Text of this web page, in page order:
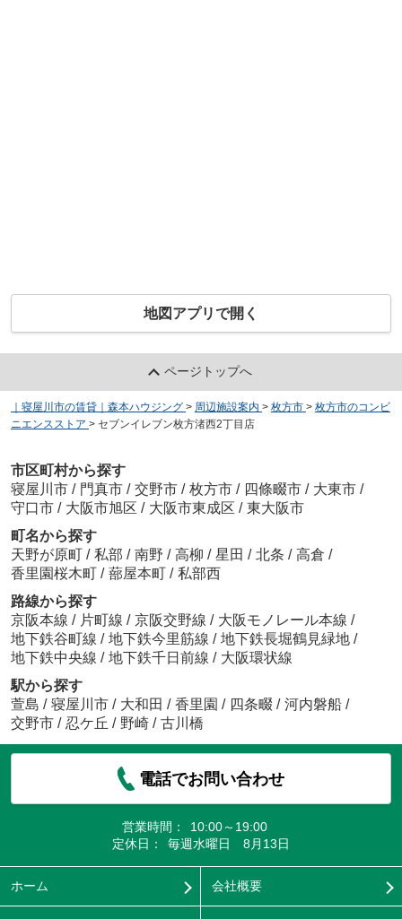
地図アプリで開く
ページトップへ
｜寝屋川市の賃貸｜森本ハウジング > 周辺施設案内 > 枚方市 > 枚方市のコンビ
ニエンスストア > セブンイレブン枚方渚西2丁目店
市区町村から探す
寝屋川市 / 門真市 / 交野市 / 枚方市 / 四條畷市 / 大東市 /
守口市 / 大阪市旭区 / 大阪市東成区 / 東大阪市
町名から探す
天野が原町 / 私部 / 南野 / 高柳 / 星田 / 北条 / 高倉 /
香里園桜木町 / 蔀屋本町 / 私部西
路線から探す
京阪本線 / 片町線 / 京阪交野線 / 大阪モノレール本線 /
地下鉄谷町線 / 地下鉄今里筋線 / 地下鉄長堀鶴見緑地 /
地下鉄中央線 / 地下鉄千日前線 / 大阪環状線
駅から探す
萱島 / 寝屋川市 / 大和田 / 香里園 / 四条畷 / 河内磐船 /
交野市 / 忍ケ丘 / 野崎 / 古川橋
電話でお問い合わせ
営業時間：
10:00～19:00
定休日：
毎週水曜日 8月13日
ホーム 会社概要